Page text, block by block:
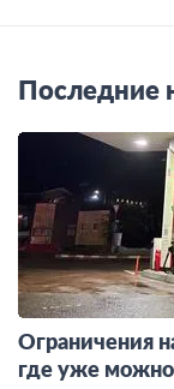
Последние
Ограничения
где уже можно